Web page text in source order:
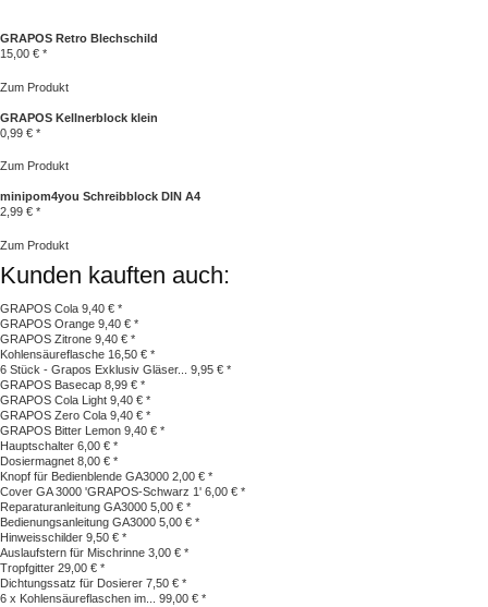
GRAPOS Retro Blechschild
15,00 € *
Zum Produkt
GRAPOS Kellnerblock klein
0,99 € *
Zum Produkt
minipom4you Schreibblock DIN A4
2,99 € *
Zum Produkt
Kunden kauften auch:
GRAPOS Cola 9,40 € *
GRAPOS Orange 9,40 € *
GRAPOS Zitrone 9,40 € *
Kohlensäureflasche 16,50 € *
6 Stück - Grapos Exklusiv Gläser...
9,95 € *
GRAPOS Basecap 8,99 € *
GRAPOS Cola Light 9,40 € *
GRAPOS Zero Cola 9,40 € *
GRAPOS Bitter Lemon 9,40 € *
Hauptschalter 6,00 € *
Dosiermagnet 8,00 € *
Knopf für Bedienblende GA3000 2,00 € *
Cover GA 3000 'GRAPOS-Schwarz 1' 6,00 € *
Reparaturanleitung GA3000 5,00 € *
Bedienungsanleitung GA3000 5,00 € *
Hinweisschilder 9,50 € *
Auslaufstern für Mischrinne 3,00 € *
Tropfgitter 29,00 € *
Dichtungssatz für Dosierer 7,50 € *
6 x Kohlensäureflaschen im...
99,00 € *